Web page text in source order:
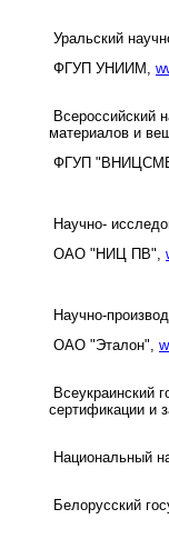
Уральский
ФГУП УНИИМ,
Всероссийский
материалов и
ФГУП
Научно-
ОАО "НИЦ ПВ",
Научно-
ОАО "Эталон",
Всеукраинский
сертификации и
Национальный
Белорусский